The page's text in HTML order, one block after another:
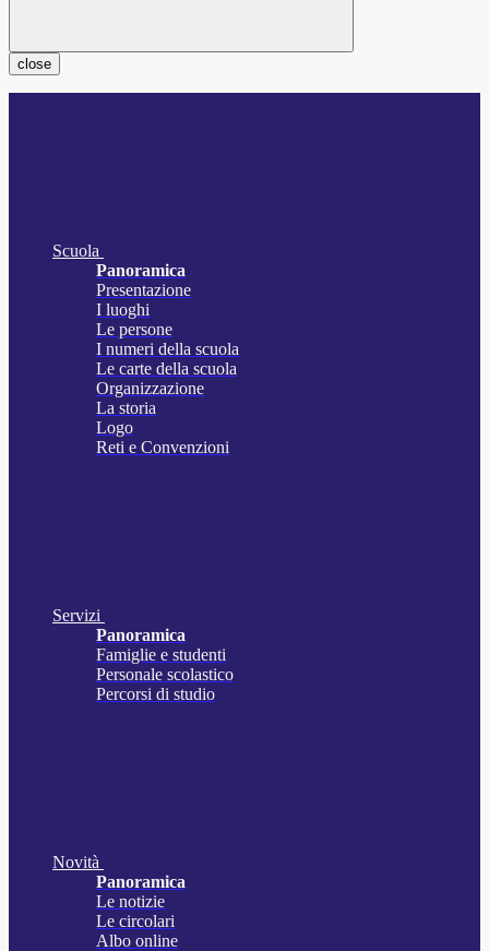
close
Scuola
Panoramica
Presentazione
I luoghi
Le persone
I numeri della scuola
Le carte della scuola
Organizzazione
La storia
Logo
Reti e Convenzioni
Servizi
Panoramica
Famiglie e studenti
Personale scolastico
Percorsi di studio
Novità
Panoramica
Le notizie
Le circolari
Albo online